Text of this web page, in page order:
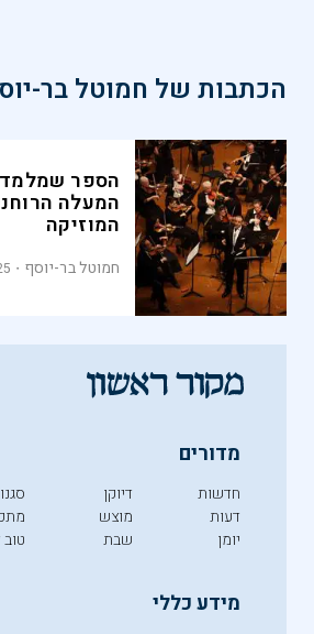
הכתבות של חמוטל בר-
הספר שמלמד
המעלה
המוזיקה
חמוטל בר-יוסף
מדורים
חדשות
דעות
יומן
דיוקן
מוצש
שבת
מידע כללי